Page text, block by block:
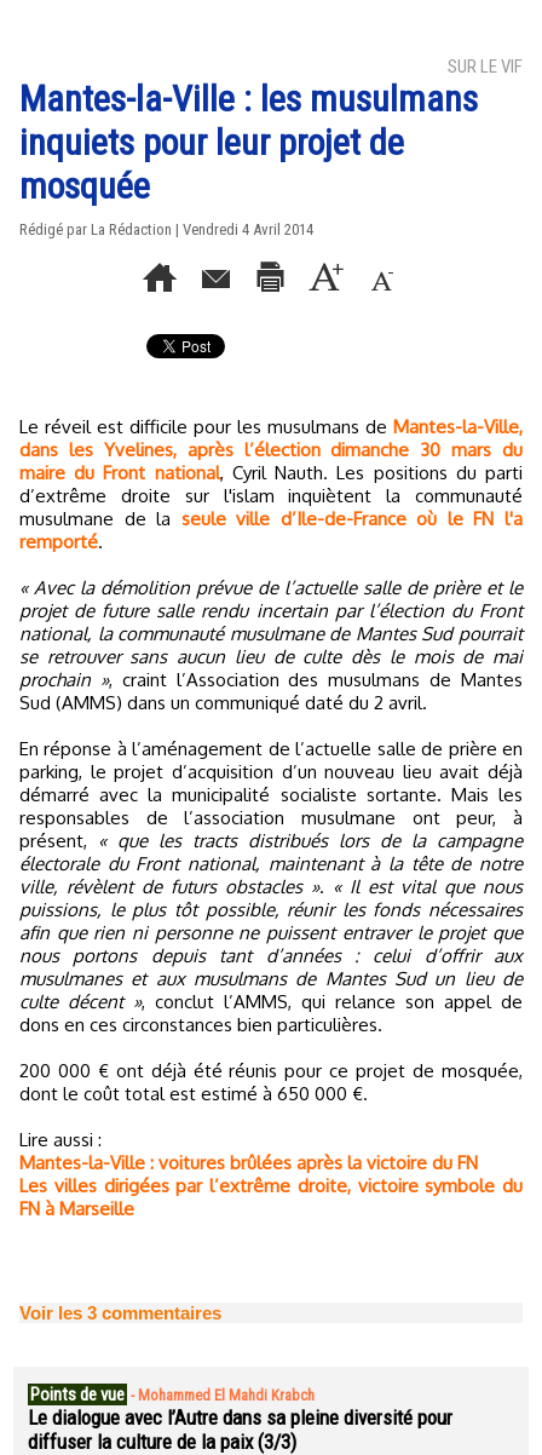
SUR LE VIF
Mantes-la-Ville : les musulmans
inquiets pour leur projet de
mosquée
Rédigé par La Rédaction | Vendredi 4 Avril 2014
Le réveil est difficile pour les musulmans de Mantes-la-Ville,
dans les Yvelines, après l’élection dimanche 30 mars du
maire du Front national, Cyril Nauth. Les positions du parti
d’extrême droite sur l'islam inquiètent la communauté
musulmane de la seule ville d’Ile-de-France où le FN l'a
remporté.
« Avec la démolition prévue de l’actuelle salle de prière et le
projet de future salle rendu incertain par l’élection du Front
national, la communauté musulmane de Mantes Sud pourrait
se retrouver sans aucun lieu de culte dès le mois de mai
prochain », craint l’Association des musulmans de Mantes
Sud (AMMS) dans un communiqué daté du 2 avril.
En réponse à l’aménagement de l’actuelle salle de prière en
parking, le projet d’acquisition d’un nouveau lieu avait déjà
démarré avec la municipalité socialiste sortante. Mais les
responsables de l’association musulmane ont peur, à
présent,
« que les tracts distribués lors de la campagne
électorale du Front national, maintenant à la tête de notre
ville, révèlent de futurs obstacles ». « Il est vital que nous
puissions, le plus tôt possible, réunir les fonds nécessaires
afin que rien ni personne ne puissent entraver le projet que
nous portons depuis tant d’années : celui d’offrir aux
musulmanes et aux musulmans de Mantes Sud un lieu de
culte décent », conclut l’AMMS, qui relance son appel de
dons en ces circonstances bien particulières.
200 000 € ont déjà été réunis pour ce projet de mosquée,
dont le coût total est estimé à 650 000 €.
Lire aussi :
Mantes-la-Ville : voitures brûlées après la victoire du FN
Les villes dirigées par l’extrême droite, victoire symbole du
FN à Marseille
Voir les 3 commentaires
Points de vue - Mohammed El Mahdi Krabch
Le dialogue avec l’Autre dans sa pleine diversité pour
diffuser la culture de la paix (3/3)